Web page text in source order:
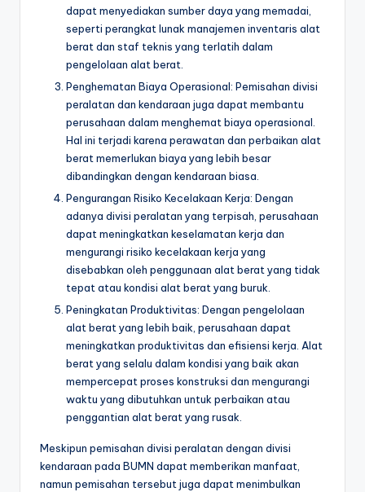
dapat menyediakan sumber daya yang memadai,
seperti perangkat lunak manajemen inventaris alat
berat dan staf teknis yang terlatih dalam
pengelolaan alat berat.
Penghematan Biaya Operasional: Pemisahan divisi
peralatan dan kendaraan juga dapat membantu
perusahaan dalam menghemat biaya operasional.
Hal ini terjadi karena perawatan dan perbaikan alat
berat memerlukan biaya yang lebih besar
dibandingkan dengan kendaraan biasa.
Pengurangan Risiko Kecelakaan Kerja: Dengan
adanya divisi peralatan yang terpisah, perusahaan
dapat meningkatkan keselamatan kerja dan
mengurangi risiko kecelakaan kerja yang
disebabkan oleh penggunaan alat berat yang tidak
tepat atau kondisi alat berat yang buruk.
Peningkatan Produktivitas: Dengan pengelolaan
alat berat yang lebih baik, perusahaan dapat
meningkatkan produktivitas dan efisiensi kerja. Alat
berat yang selalu dalam kondisi yang baik akan
mempercepat proses konstruksi dan mengurangi
waktu yang dibutuhkan untuk perbaikan atau
penggantian alat berat yang rusak.
Meskipun pemisahan divisi peralatan dengan divisi
kendaraan pada BUMN dapat memberikan manfaat,
namun pemisahan tersebut juga dapat menimbulkan